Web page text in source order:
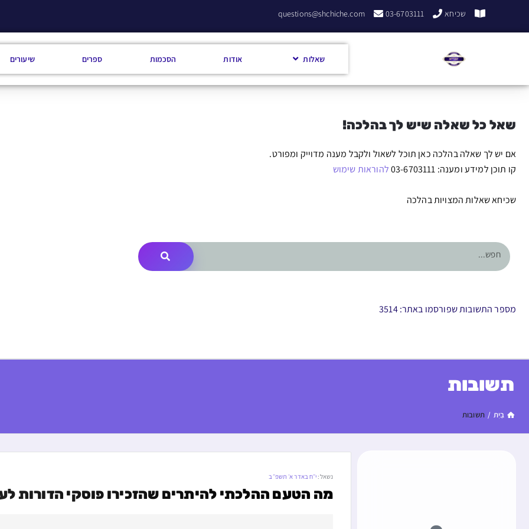
שכיחא 03-6703111
questions@shchiche.com
שאלות אודות הסכמות ספרים שיעורים
שאל כל שאלה שיש לך בהלכה!
אם יש לך שאלה בהלכה כאן תוכל לשאול ולקבל מענה מדוייק ומפורט.
קו תוכן למידע ומענה: 03-6703111
להוראות שימוש
שכיחא שאלות המצויות בהלכה
מספר התשובות שפורסמו באתר: 3514
תשובות
בַּיִת / תשובות
נשאל: י״ח באדר א׳ תשפ״ב
מה הטעם ההלכתי להיתרים שהזכירו פוסקי הדורות